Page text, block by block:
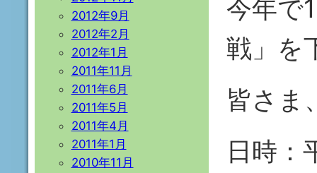
今年で
戦」を
皆さま
日時：
2012年9月
2012年2月
2012年1月
2011年11月
2011年6月
2011年5月
2011年4月
2011年1月
2010年11月